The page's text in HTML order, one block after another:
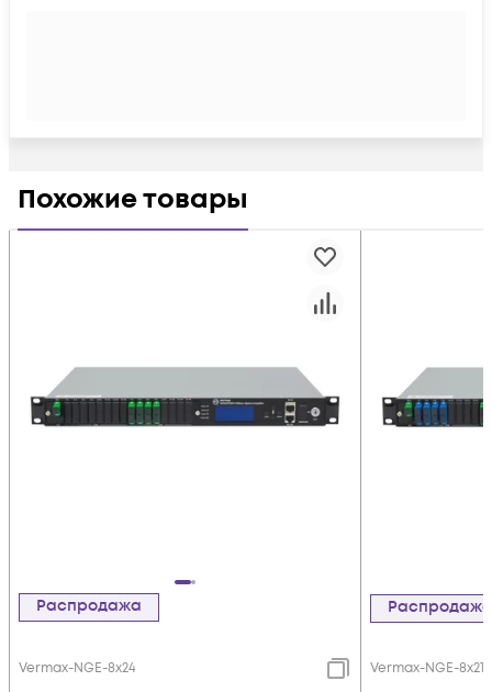
Похожие товары
Распродажа
Vermax-NGE-8x24
Распродажа
Vermax-NGE-8x21